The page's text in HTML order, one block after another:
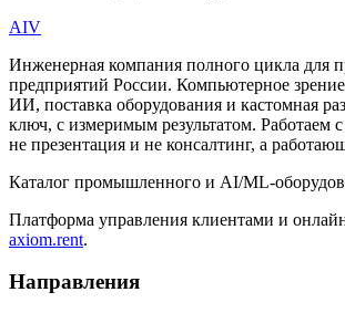
AIV
Инженерная компания полного цикла для
предприятий России. Компьютерное
ИИ, поставка оборудования и кастомная
ключ, с измеримым результатом. Работаем
не презентация и не консалтинг, а
Каталог промышленного и AI/ML-
Платформа управления клиентами и
axiom.rent.
Направления